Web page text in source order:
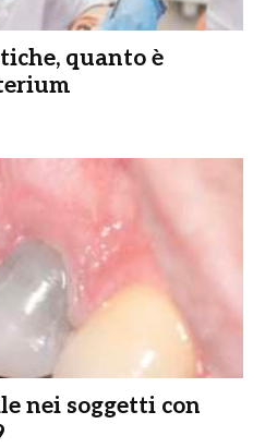
quanto è
nei soggetti con